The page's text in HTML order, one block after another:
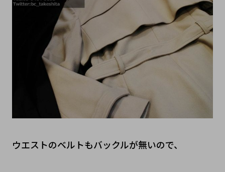
ウエストのベルトもバックルが無いので、